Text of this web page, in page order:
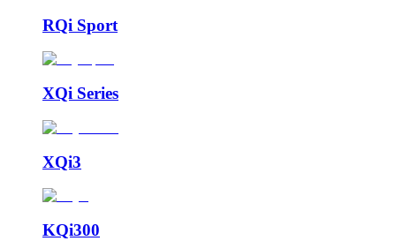
RQi Sport
XQi Series
XQi3
KQi300